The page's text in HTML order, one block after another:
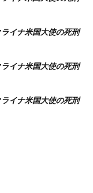
イナ米国大使の死刑
イナ米国大使の死刑
イナ米国大使の死刑